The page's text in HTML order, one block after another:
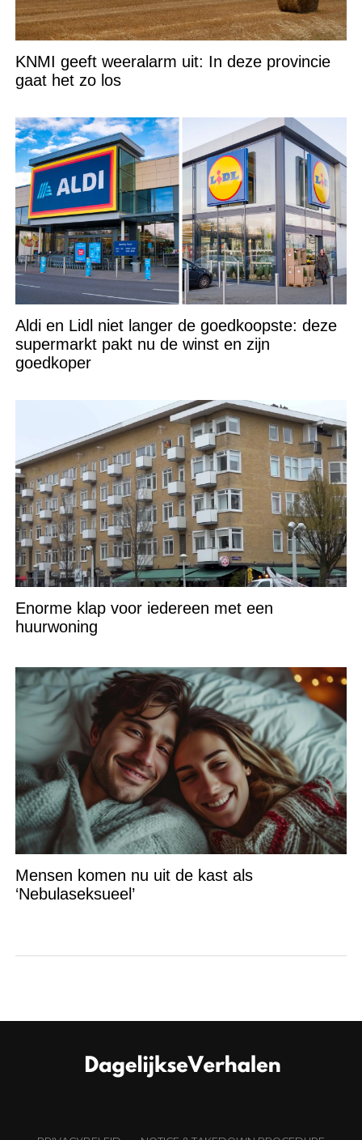
KNMI geeft weeralarm uit: In deze provincie
gaat het zo los
Aldi en Lidl niet langer de goedkoopste: deze
supermarkt pakt nu de winst en zijn
goedkoper
Enorme klap voor iedereen met een
huurwoning
Mensen komen nu uit de kast als
‘Nebulaseksueel’